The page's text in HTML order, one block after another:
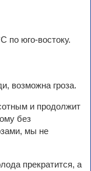
по юго-востоку.
возможна гроза.
и продолжит
без
мы не
прекратится, а